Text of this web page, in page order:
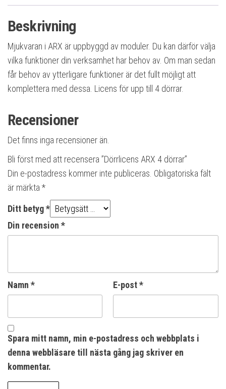
Beskrivning
Mjukvaran i ARX är uppbyggd av moduler. Du kan därför välja
vilka funktioner din verksamhet har behov av. Om man sedan
får behov av ytterligare funktioner är det fullt möjligt att
komplettera med dessa. Licens för upp till 4 dörrar.
Recensioner
Det finns inga recensioner än.
Bli först med att recensera ”Dörrlicens ARX 4 dörrar”
Din e-postadress kommer inte publiceras. Obligatoriska fält
är märkta *
Ditt betyg*
Din recension *
Namn * E-post*
Spara mitt namn, min e-postadress och webbplats i
denna webbläsare till nästa gång jag skriver en
kommentar.